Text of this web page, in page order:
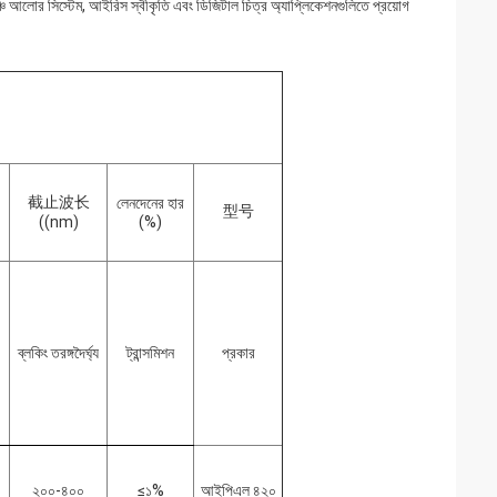
মঞ্চ আলোর সিস্টেম, আইরিস স্বীকৃতি এবং ডিজিটাল চিত্র অ্যাপ্লিকেশনগুলিতে প্রয়োগ
截止波长
((nm)
লেনদেনের হার
(%)
型号
ব্লকিং তরঙ্গদৈর্ঘ্য ট্রান্সমিশন প্রকার
২০০-৪০০ ≤১% আইপিএল ৪২০